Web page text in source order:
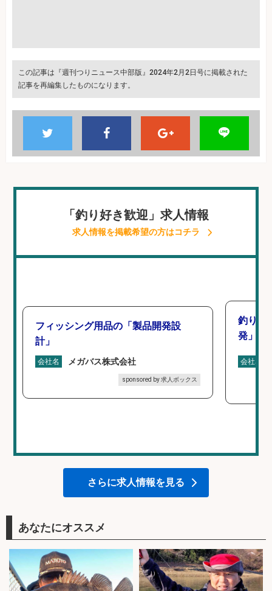
この記事は『週刊つりニュース中部版』2024年2月2日号に掲載された
記事を再編集したものになります。
「釣り好き歓迎」求人情報
求人情報を掲載希望の方はコチラ
フィッシング用品の「製品開発設
計」
会社名 メガバス株式会社
sponsored by 求人ボックス
釣り好
発」/
会社名
さらに求人情報を見る
あなたにオススメ